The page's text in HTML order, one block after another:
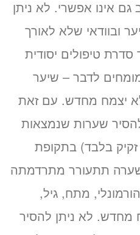
גם אינו אפשרי. לא ניתן
הסרת שיער ובוודאי שלא לאורך
טיפולים יסודית
לדבר – שיער
יצמח מחדש. עם זאת
להסיר שערות שנמצאות
בלבד) בתקופת
תתעורר מתרדמתה
מתח, גיל,
מחדש. לא ניתן להסיר